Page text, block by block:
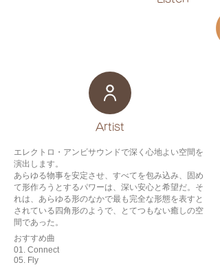
​Artist
エレクトロ・アンビサウンドで深く心地よい空間を
演出します。
あらゆる物事を安定させ、すべてを包み込み、固め
て形作ろうとするパワーは、深い安心と希望だ。そ
れは、あらゆる形のなかで最も完全な形態を表すと
されている四角形のようで、とてつもない癒しの空
間であった。
おすすめ曲
01. Connect
05. Fly